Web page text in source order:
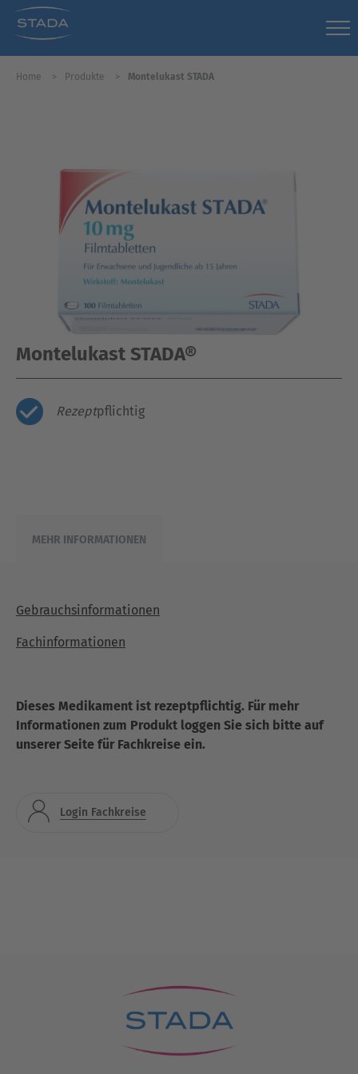
Home Produkte Montelukast STADA
Montelukast STADA®
Rezeptpflichtig
MEHR INFORMATIONEN
Gebrauchsinformationen
Fachinformationen
Dieses Medikament ist rezeptpflichtig. Für mehr
Informationen zum Produkt loggen Sie sich bitte auf
unserer Seite für Fachkreise ein.
Login Fachkreise